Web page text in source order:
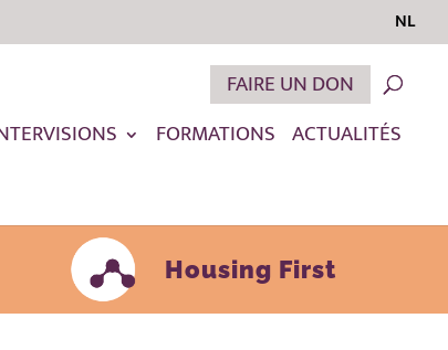
NL
FORMATIONS ACTUALITÉS
FAIRE UN DON
Housing First